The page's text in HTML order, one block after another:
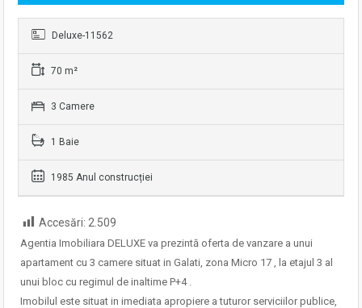
Deluxe-11562
70 m²
3 Camere
1 Baie
1985 Anul construcției
Accesări: 2.509
Agentia Imobiliara DELUXE va prezintă oferta de vanzare a unui
apartament cu 3 camere situat in Galati, zona Micro 17 , la etajul 3 al
unui bloc cu regimul de inaltime P+4 .
Imobilul este situat in imediata apropiere a tuturor serviciilor publice,